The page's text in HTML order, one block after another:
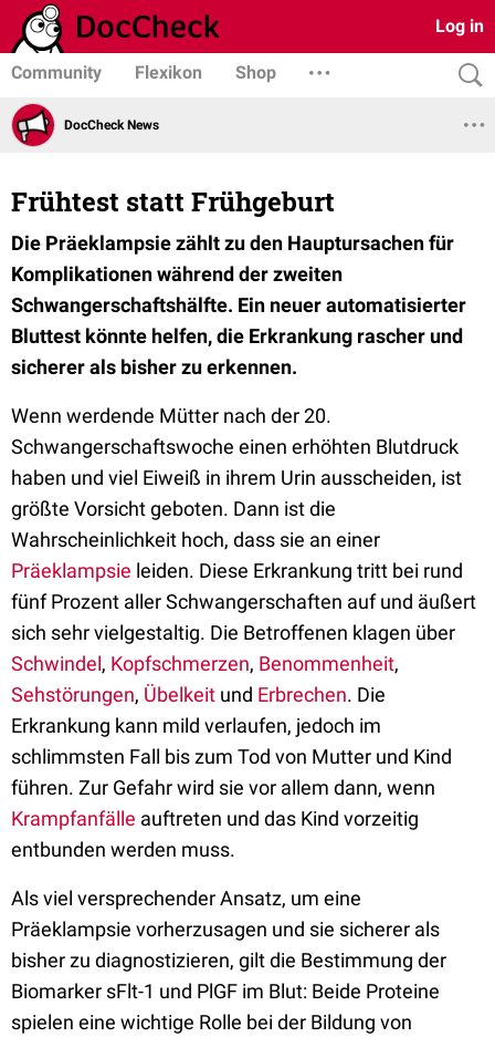
Log in
Community Flexikon Shop
DocCheck News
Frühtest statt Frühgeburt
Die Präeklampsie zählt zu den Hauptursachen für
Komplikationen während der zweiten
Schwangerschaftshälfte. Ein neuer automatisierter
Bluttest könnte helfen, die Erkrankung rascher und
sicherer als bisher zu erkennen.
Wenn werdende Mütter nach der 20.
Schwangerschaftswoche einen erhöhten Blutdruck
haben und viel Eiweiß in ihrem Urin ausscheiden, ist
größte Vorsicht geboten. Dann ist die
Wahrscheinlichkeit hoch, dass sie an einer
Präeklampsie leiden. Diese Erkrankung tritt bei rund
fünf Prozent aller Schwangerschaften auf und äußert
sich sehr vielgestaltig. Die Betroffenen klagen über
Schwindel, Kopfschmerzen, Benommenheit,
Sehstörungen, Übelkeit und Erbrechen. Die
Erkrankung kann mild verlaufen, jedoch im
schlimmsten Fall bis zum Tod von Mutter und Kind
führen. Zur Gefahr wird sie vor allem dann, wenn
Krampfanfälle auftreten und das Kind vorzeitig
entbunden werden muss.
Als viel versprechender Ansatz, um eine
Präeklampsie vorherzusagen und sie sicherer als
bisher zu diagnostizieren, gilt die Bestimmung der
Biomarker sFlt-1 und PlGF im Blut: Beide Proteine
spielen eine wichtige Rolle bei der Bildung von